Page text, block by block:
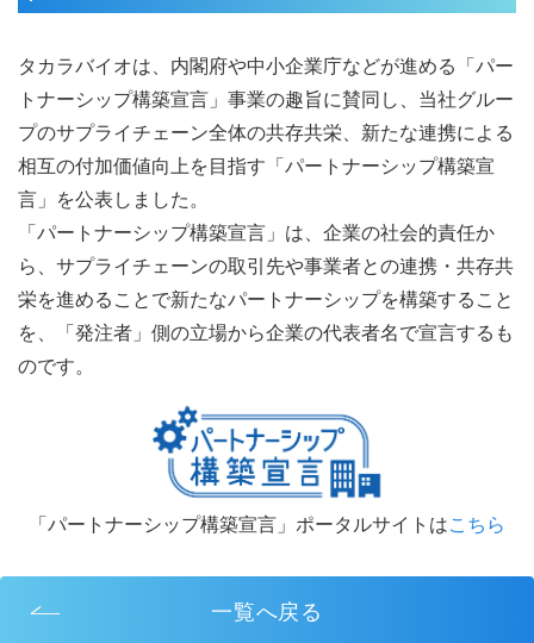
タカラバイオは、内閣府や中小企業庁などが進める「パー
トナーシップ構築宣言」事業の趣旨に賛同し、当社グルー
プのサプライチェーン全体の共存共栄、新たな連携による
相互の付加価値向上を目指す「パートナーシップ構築宣
言」を公表しました。
「パートナーシップ構築宣言」は、企業の社会的責任か
ら、サプライチェーンの取引先や事業者との連携・共存共
栄を進めることで新たなパートナーシップを構築すること
を、「発注者」側の立場から企業の代表者名で宣言するも
のです。
「パートナーシップ構築宣言」ポータルサイトはこちら
一覧へ戻る